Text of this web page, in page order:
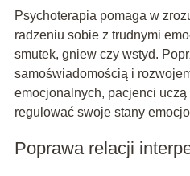
Psychoterapia pomaga w
radzeniu sobie z trudnymi
smutek, gniew czy wstyd.
samoświadomością i
emocjonalnych, pacjenci
regulować swoje stany
Poprawa relacji